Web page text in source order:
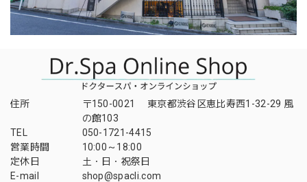
住所
〒150-0021 東京都渋谷区恵比寿西1-32-29 風
の館103
TEL
050-1721-4415
営業時間
10:00～18:00
定休日
土・日・祝祭日
E-mail
shop@spacli.com